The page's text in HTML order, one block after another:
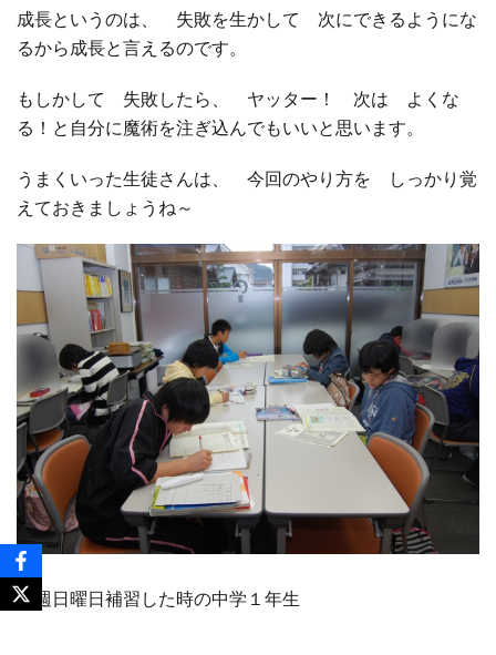
成長というのは、 失敗を生かして 次にできるようにな
るから成長と言えるのです。
もしかして 失敗したら、 ヤッター！ 次は よくな
る！と自分に魔術を注ぎ込んでもいいと思います。
うまくいった生徒さんは、 今回のやり方を しっかり覚
えておきましょうね～
先週日曜日補習した時の中学１年生